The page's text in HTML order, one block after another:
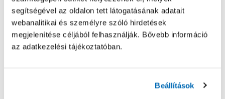
segítségével az oldalon tett látogatásának adatait
webanalitikai és személyre szóló hirdetések
megjelenítése céljából felhasználják. Bővebb információ
az adatkezelési tájékoztatóban.
Beállítások